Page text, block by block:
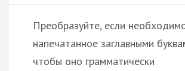
Преобразуйте, если
напечатанное заглавными
чтобы оно грамматически